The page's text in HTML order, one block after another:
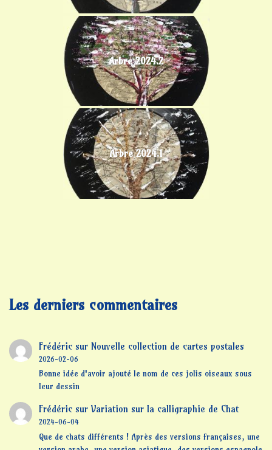
Arbre 2024.2
Arbre 2024.1
Les derniers commentaires
Frédéricsur Nouvelle collection de cartes postales
2026-02-06
Bonne idée d'avoir ajouté le nom de ces jolis oiseaux sous
leur dessin
Frédéricsur Variation sur la calligraphie de Chat
2024-06-04
Que de chats différents ! Après des versions françaises, une